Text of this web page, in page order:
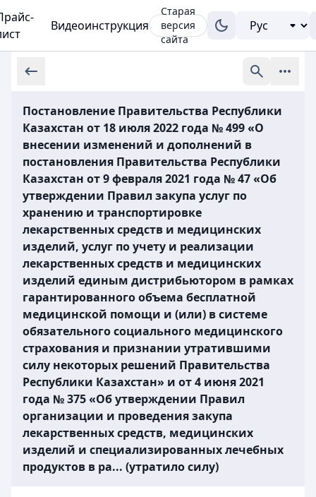
Видеоинструкция
Старая
версия
сайта
Постановление Правительства Республики
Казахстан от 18 июля 2022 года № 499 «О
внесении изменений и дополнений в
постановления Правительства Республики
Казахстан от 9 февраля 2021 года № 47 «Об
утверждении Правил закупа услуг по
хранению и транспортировке
лекарственных средств и медицинских
изделий, услуг по учету и реализации
лекарственных средств и медицинских
изделий единым дистрибьютором в рамках
гарантированного объема бесплатной
медицинской помощи и (или) в системе
обязательного социального медицинского
страхования и признании утратившими
силу некоторых решений Правительства
Республики Казахстан» и от 4 июня 2021
года № 375 «Об утверждении Правил
организации и проведения закупа
лекарственных средств, медицинских
изделий и специализированных лечебных
продуктов в ра... (утратило силу)